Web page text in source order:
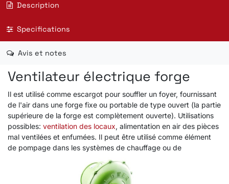
Description
Specifications
Avis et notes
Ventilateur électrique forge
Il est utilisé comme escargot pour souffler un foyer, fournissant
de l'air dans une forge fixe ou portable de type ouvert (la partie
supérieure de la forge est complètement ouverte). Utilisations
possibles: ventilation des locaux, alimentation en air des pièces
mal ventilées et enfumées. Il peut être utilisé comme élément
de pompage dans les systèmes de chauffage ou de